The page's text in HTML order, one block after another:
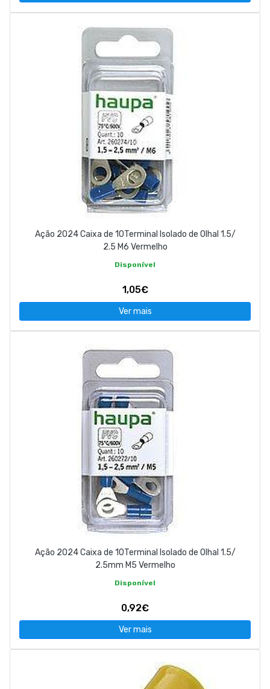
Ação 2024 Caixa de 10Terminal Isolado de Olhal 1.5/
2.5 M6 Vermelho
Disponível
1,05€
Ver mais
Ação 2024 Caixa de 10Terminal Isolado de Olhal 1.5/
2.5mm M5 Vermelho
Disponível
0,92€
Ver mais